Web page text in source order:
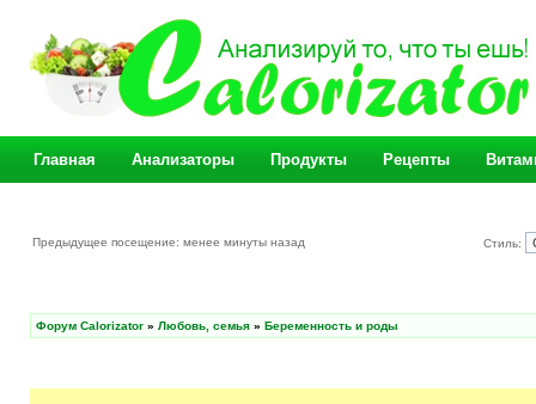
Главная Анализаторы Продукты Рецепты
Предыдущее посещение: менее минуты назад Стиль:
Форум Calorizator » Любовь, семья » Беременность и роды